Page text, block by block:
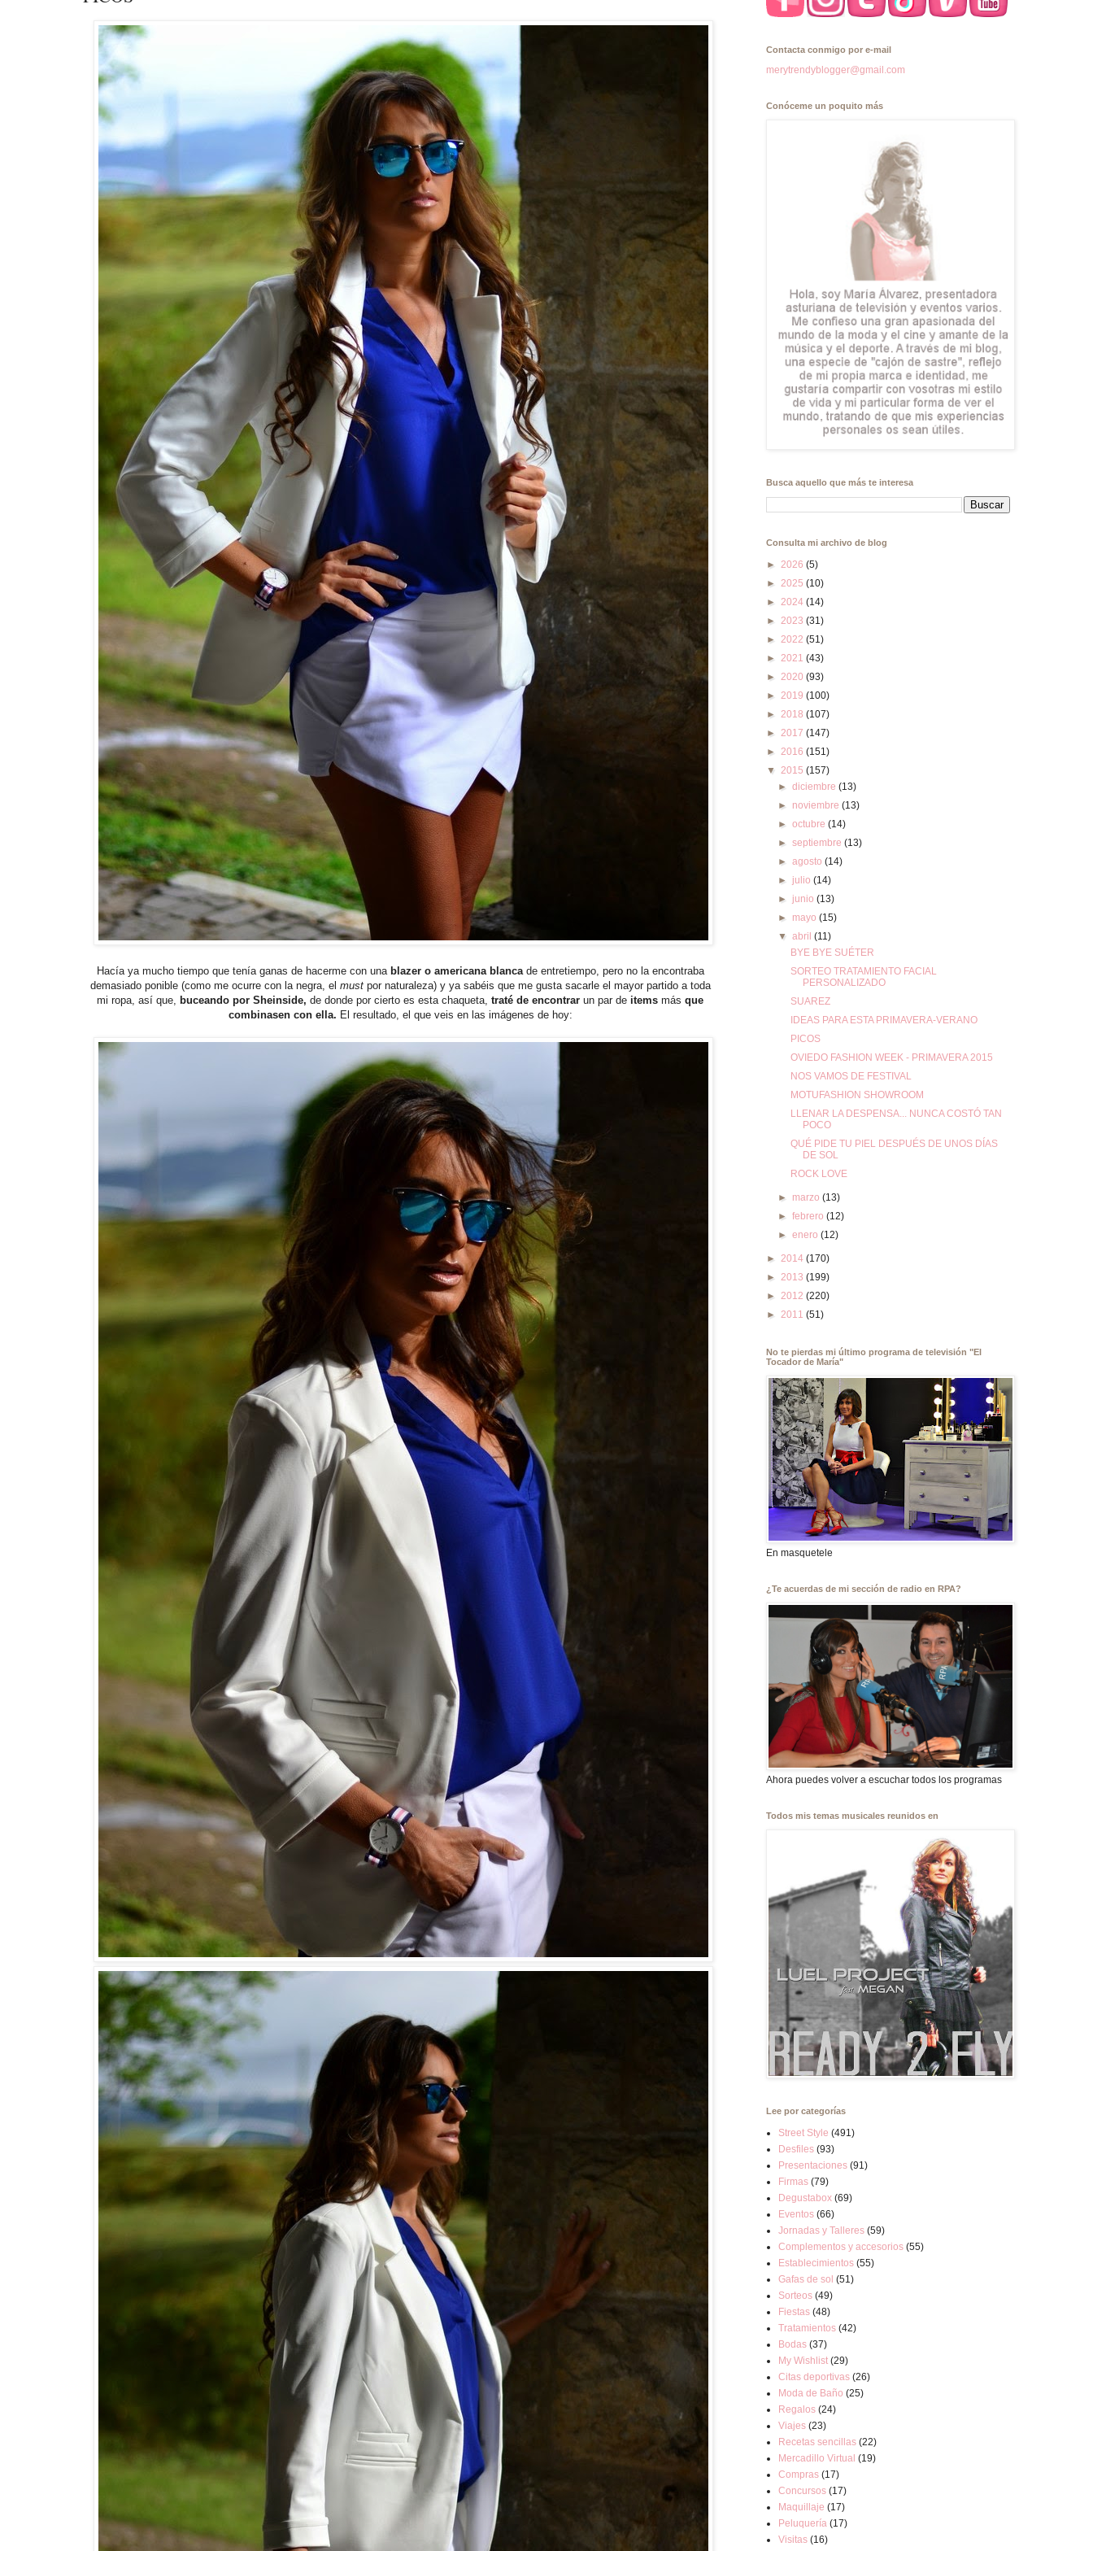
Hacía ya mucho tiempo que tenía ganas de hacerme con unablazer o americana blancade entretiempo, pero no la encontraba
demasiado ponible (como me ocurre con la negra, el mustpor naturaleza) y ya sabéis que me gusta sacarle el mayor partido a toda
mi ropa, así que, buceando por Sheinside, de donde por cierto es esta chaqueta, traté de encontrar un par de items más que
combinasen con ella. El resultado, el que veis en las imágenes de hoy:
Contacta conmigo por e-mail
merytrendyblogger@gmail.com
Conóceme un poquito más
Busca aquello que más te interesa
Consulta mi archivo de blog
► 2026 (5)
► 2025 (10)
► 2024 (14)
► 2023 (31)
► 2022 (51)
► 2021 (43)
► 2020 (93)
► 2019 (100)
► 2018 (107)
► 2017 (147)
► 2016 (151)
▼ 2015 (157)
►diciembre(13)
► noviembre(13)
►octubre(14)
►septiembre(13)
►agosto(14)
► julio(14)
► junio(13)
► mayo(15)
▼abril(11)
BYE BYE SUÉTER
SORTEO TRATAMIENTO FACIAL
PERSONALIZADO
SUAREZ
IDEAS PARA ESTA PRIMAVERA-VERANO
PICOS
OVIEDO FASHION WEEK - PRIMAVERA 2015
NOS VAMOS DE FESTIVAL
MOTUFASHION SHOWROOM
LLENAR LA DESPENSA... NUNCA COSTÓ TAN
POCO
QUÉ PIDE TU PIEL DESPUÉS DE UNOS DÍAS
DE SOL
ROCK LOVE
► marzo(13)
►febrero(12)
►enero(12)
► 2014 (170)
► 2013 (199)
► 2012 (220)
► 2011 (51)
No te pierdas mi último programa de televisión "El
Tocador de María"
En masquetele
¿Te acuerdas de mi sección de radio en RPA?
Ahora puedes volver a escuchar todos los programas
Todos mis temas musicales reunidos en
Lee por categorías
Street Style (491)
Desfiles (93)
Presentaciones (91)
Firmas (79)
Degustabox (69)
Eventos (66)
Jornadas y Talleres (59)
Complementos y accesorios (55)
Establecimientos (55)
Gafas de sol (51)
Sorteos (49)
Fiestas (48)
Tratamientos (42)
Bodas (37)
My Wishlist (29)
Citas deportivas (26)
Moda de Baño (25)
Regalos (24)
Viajes (23)
Recetas sencillas (22)
Mercadillo Virtual (19)
Compras (17)
Concursos (17)
Maquillaje (17)
Peluquería (17)
Visitas (16)